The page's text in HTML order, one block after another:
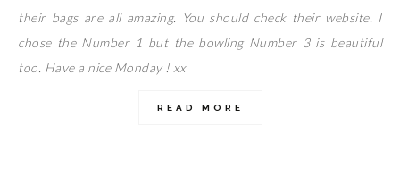
their bags are all amazing. You should check their website. I
chose the Number 1 but the bowling Number 3 is beautiful
too. Have a nice Monday ! xx
READ MORE